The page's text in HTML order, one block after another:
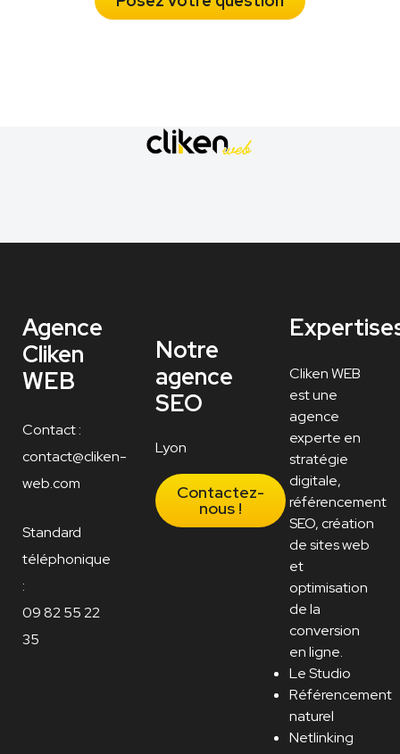
Agence
Cliken
WEB
Contact :
contact@cliken-
web.com
Standard
téléphonique
:
09 82 55 22
35
Notre
agence
SEO
Lyon
Contactez-
nous !
Cliken WEB
est une
agence
experte en
stratégie
digitale,
référencement
SEO, création
de sites web
et
optimisation
de la
conversion
en ligne.
Le Studio
Référencement
naturel
Netlinking